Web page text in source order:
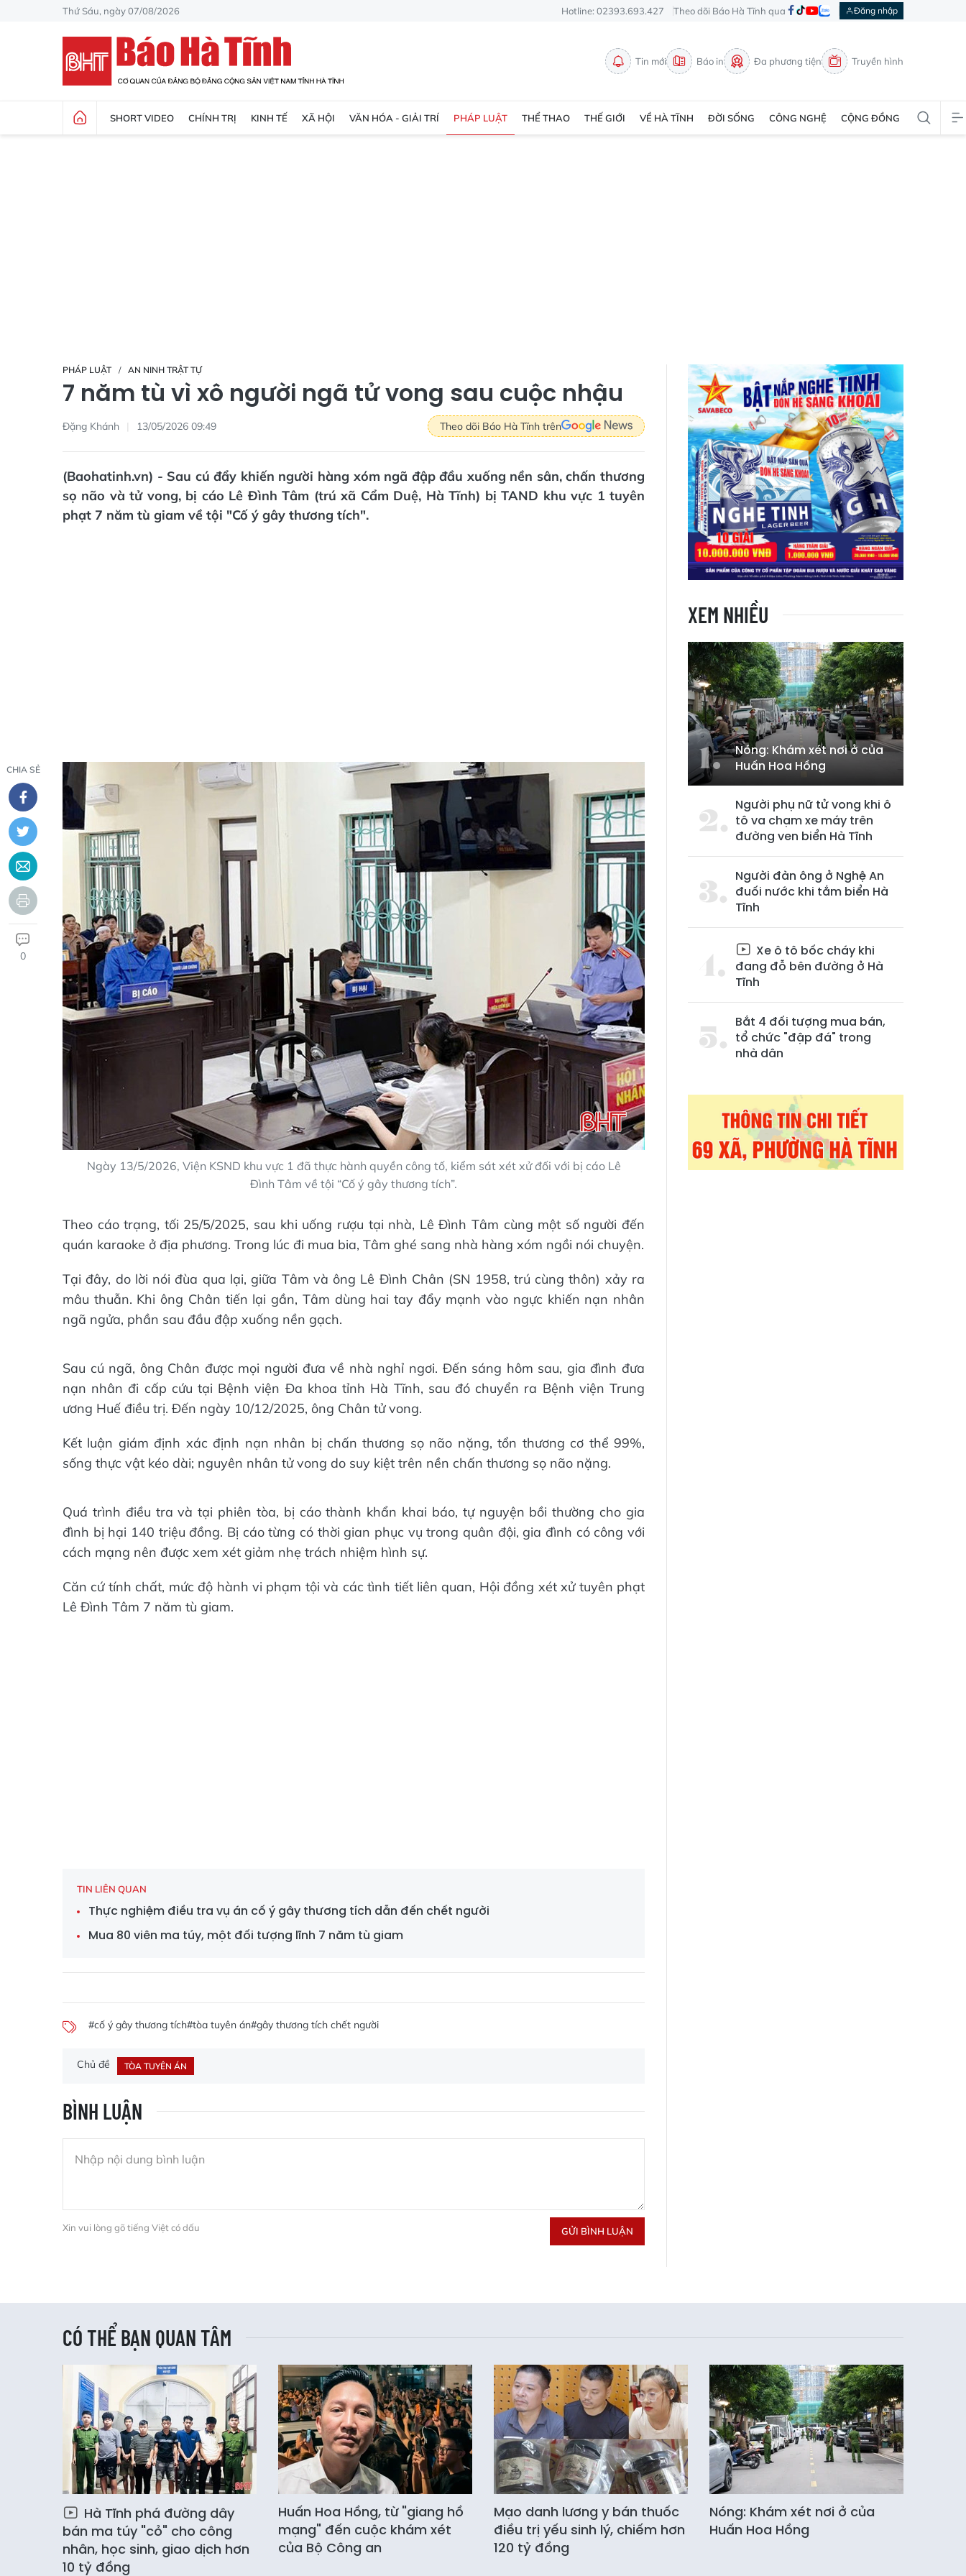
Thứ Sáu, ngày 07/08/2026 Hotline: 02393.693.427 Theo dõi Báo Hà Tĩnh qua Đăng nhập
Tin mới Báo in Đa phương tiện Truyền hình
SHORT VIDEO CHÍNH TRỊ KINH TẾ XÃ HỘI VĂN HÓA - GIẢI TRÍ PHÁP LUẬT THỂ THAO THẾ GIỚI VỀ HÀ TĨNH ĐỜI SỐNG CÔNG NGHỆ CỘNG ĐỒNG
PHÁP LUẬT AN NINH TRẬT TỰ
7 năm tù vì xô người ngã tử vong sau cuộc nhậu
Đặng Khánh 13/05/2026 09:49 Theo dõi Báo Hà Tĩnh trên
(Baohatinh.vn) - Sau cú đẩy khiến người hàng xóm ngã đập đầu xuống nền sân, chấn thương
sọ não và tử vong, bị cáo Lê Đình Tâm (trú xã Cẩm Duệ, Hà Tĩnh) bị TAND khu vực 1 tuyên
phạt 7 năm tù giam về tội "Cố ý gây thương tích".
CHIA SẺ
0
Ngày 13/5/2026, Viện KSND khu vực 1 đã thực hành quyền công tố, kiểm sát xét xử đối với bị cáo Lê
Đình Tâm về tội “Cố ý gây thương tích”.
Theo cáo trạng, tối 25/5/2025, sau khi uống rượu tại nhà, Lê Đình Tâm cùng một số người đến
quán karaoke ở địa phương. Trong lúc đi mua bia, Tâm ghé sang nhà hàng xóm ngồi nói chuyện.
Tại đây, do lời nói đùa qua lại, giữa Tâm và ông Lê Đình Chân (SN 1958, trú cùng thôn) xảy ra
mâu thuẫn. Khi ông Chân tiến lại gần, Tâm dùng hai tay đẩy mạnh vào ngực khiến nạn nhân
ngã ngửa, phần sau đầu đập xuống nền gạch.
Sau cú ngã, ông Chân được mọi người đưa về nhà nghỉ ngơi. Đến sáng hôm sau, gia đình đưa
nạn nhân đi cấp cứu tại Bệnh viện Đa khoa tỉnh Hà Tĩnh, sau đó chuyển ra Bệnh viện Trung
ương Huế điều trị. Đến ngày 10/12/2025, ông Chân tử vong.
Kết luận giám định xác định nạn nhân bị chấn thương sọ não nặng, tổn thương cơ thể 99%,
sống thực vật kéo dài; nguyên nhân tử vong do suy kiệt trên nền chấn thương sọ não nặng.
Quá trình điều tra và tại phiên tòa, bị cáo thành khẩn khai báo, tự nguyện bồi thường cho gia
đình bị hại 140 triệu đồng. Bị cáo từng có thời gian phục vụ trong quân đội, gia đình có công với
cách mạng nên được xem xét giảm nhẹ trách nhiệm hình sự.
Căn cứ tính chất, mức độ hành vi phạm tội và các tình tiết liên quan, Hội đồng xét xử tuyên phạt
Lê Đình Tâm 7 năm tù giam.
TIN LIÊN QUAN
Thực nghiệm điều tra vụ án cố ý gây thương tích dẫn đến chết người
Mua 80 viên ma túy, một đối tượng lĩnh 7 năm tù giam
#cố ý gây thương tích#tòa tuyên án#gây thương tích chết người
Chủ đề TÒA TUYÊN ÁN
BÌNH LUẬN
Xin vui lòng gõ tiếng Việt có dấu GỬI BÌNH LUẬN
XEM NHIỀU
Nóng: Khám xét nơi ở của
Huấn Hoa Hồng
Người phụ nữ tử vong khi ô
tô va chạm xe máy trên
đường ven biển Hà Tĩnh
Người đàn ông ở Nghệ An
đuối nước khi tắm biển Hà
Tĩnh
Xe ô tô bốc cháy khi
đang đỗ bên đường ở Hà
Tĩnh
Bắt 4 đối tượng mua bán,
tổ chức "đập đá" trong
nhà dân
CÓ THỂ BẠN QUAN TÂM
Hà Tĩnh phá đường dây
bán ma túy "cỏ" cho công
nhân, học sinh, giao dịch hơn
10 tỷ đồng
Huấn Hoa Hồng, từ "giang hồ
mạng" đến cuộc khám xét
của Bộ Công an
Mạo danh lương y bán thuốc
điều trị yếu sinh lý, chiếm hơn
120 tỷ đồng
Nóng: Khám xét nơi ở của
Huấn Hoa Hồng